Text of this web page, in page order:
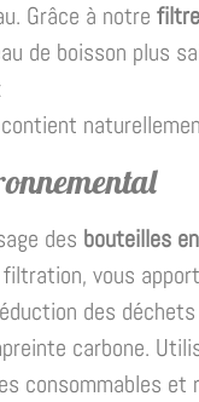
Grâce à notre
de boisson plus
des bouteilles
vous
des
carbone.
consommables et